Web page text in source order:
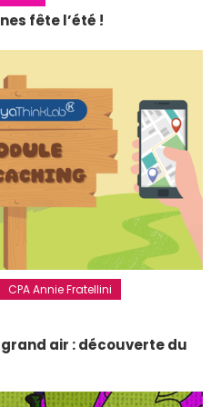
fête l’été !
CPA Annie Fratellini
air : découverte du